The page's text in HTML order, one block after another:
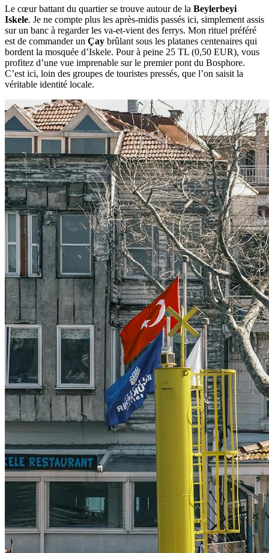
Le cœur battant du quartier se trouve autour de la Beylerbeyi
Iskele. Je ne compte plus les après-midis passés ici, simplement assis
sur un banc à regarder les va-et-vient des ferrys. Mon rituel préféré
est de commander un Çay brûlant sous les platanes centenaires qui
bordent la mosquée d’Iskele. Pour à peine 25 TL (0,50 EUR), vous
profitez d’une vue imprenable sur le premier pont du Bosphore.
C’est ici, loin des groupes de touristes pressés, que l’on saisit la
véritable identité locale.